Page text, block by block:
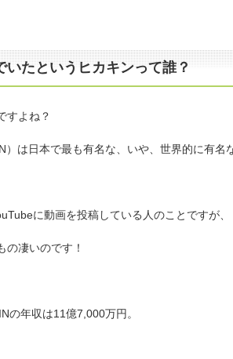
いたというヒカキンって誰？
すよね？
）は日本で最も有名な、いや、世界的に有名
に動画を投稿している人のことですが、
の凄いのです！
の年収は11億7,000万円。